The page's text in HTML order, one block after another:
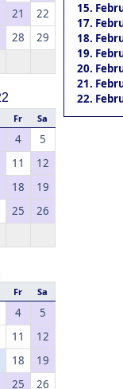
21
22
28
29
Fr Sa
4
5
11
12
18
19
25
26
Fr Sa
4
5
11
12
18
19
25 26
15.
17.
18.
19.
20.
21.
22.